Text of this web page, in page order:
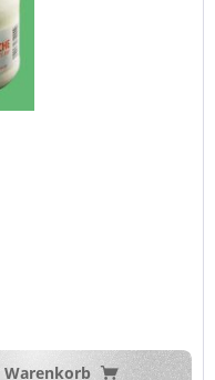
Warenkorb